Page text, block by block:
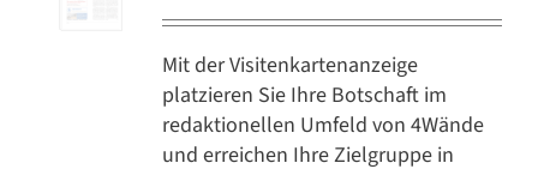
Mit der Visitenkartenanzeige
platzieren Sie Ihre Botschaft im
redaktionellen Umfeld von 4Wände
und erreichen Ihre Zielgruppe in